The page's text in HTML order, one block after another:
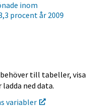
inom
procent år 2009
till tabeller, visa
ned data.
variabler